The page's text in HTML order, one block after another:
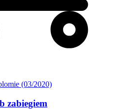
(03/2020)
zabiegiem